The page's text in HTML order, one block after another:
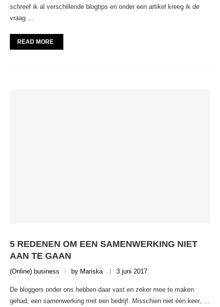
schreef ik al verschillende blogtips en onder een artikel kreeg ik de
vraag …
READ MORE
5 REDENEN OM EEN SAMENWERKING NIET
AAN TE GAAN
(Online) business by Mariska 3 juni 2017
De bloggers onder ons hebben daar vast en zeker mee te maken
gehad; een samenwerking met een bedrijf. Misschien niet één keer, …